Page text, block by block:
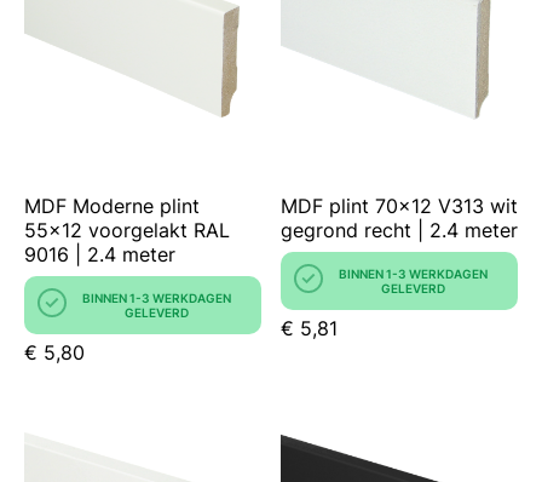
MDF Moderne plint
55x12 voorgelakt RAL
9016 | 2.4 meter
BINNEN 1-3 WERKDAGEN
GELEVERD
€ 5,80
MDF plint 70x12 V313 wit
gegrond recht | 2.4 meter
BINNEN 1-3 WERKDAGEN
GELEVERD
€ 5,81